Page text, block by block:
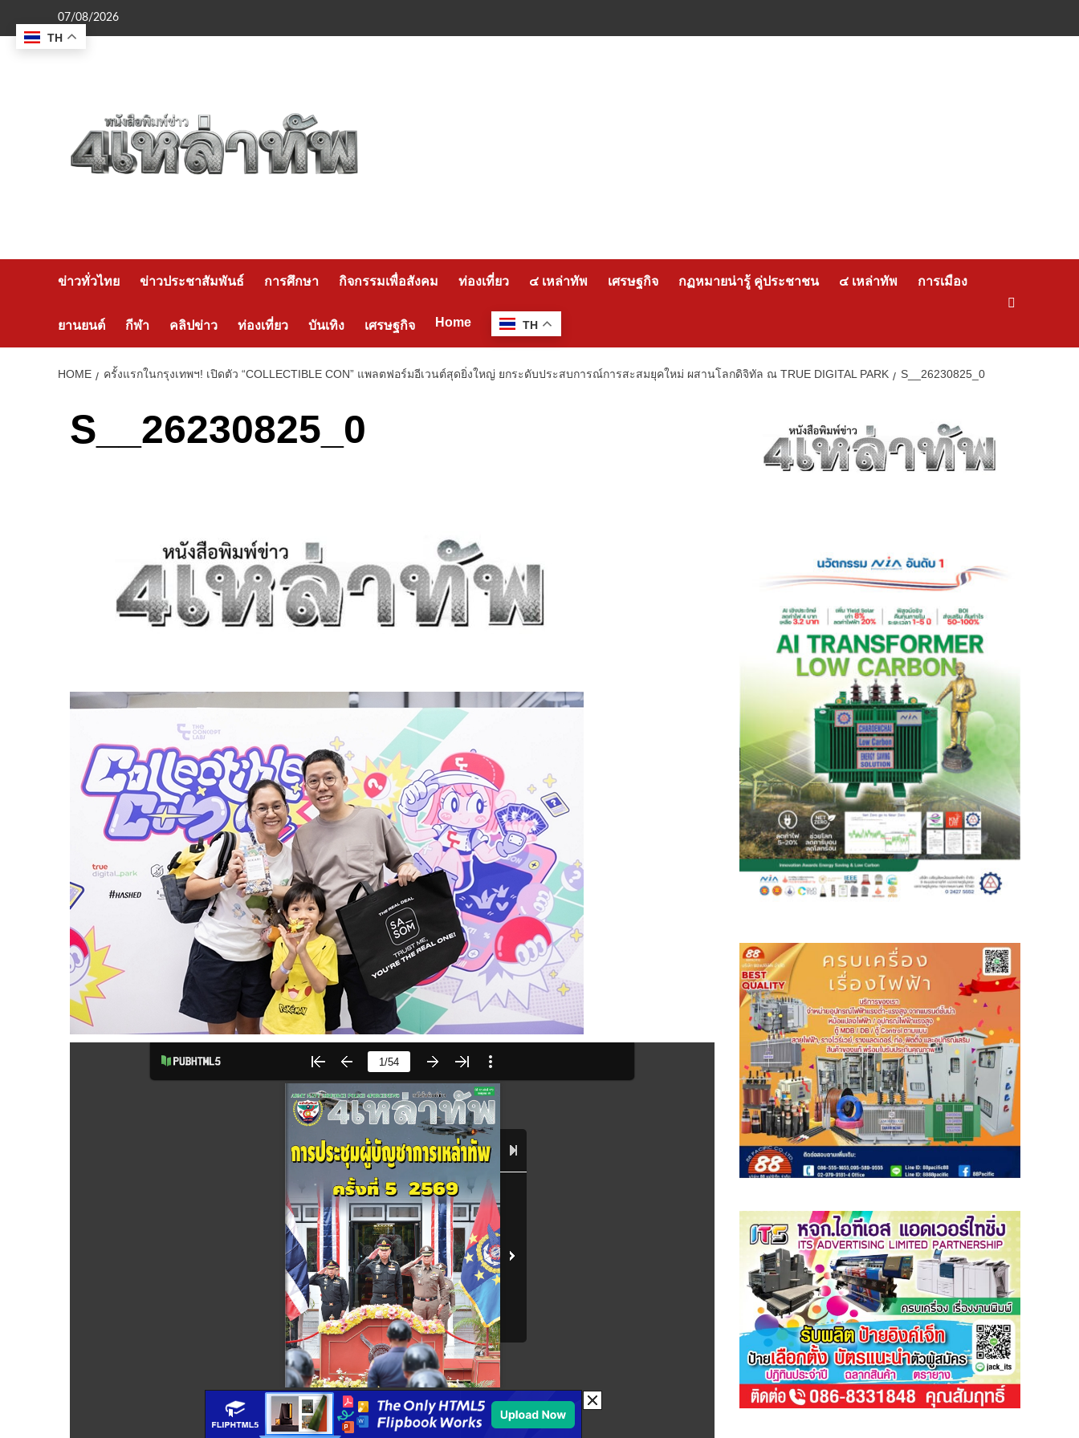
content
07/08/2026
ข่าวทั่วไทย ข่าวประชาสัมพันธ์ การศึกษา กิจกรรมเพื่อสังคม ท่องเที่ยว ๔ เหล่าทัพ เศรษฐกิจ กฏหมายน่ารู้ คู่ประชาชน ๔ เหล่าทัพ การเมือง
ยานยนต์ กีฬา คลิปข่าว ท่องเที่ยว บันเทิง เศรษฐกิจ Home TH
HOME ครั้งแรกในกรุงเทพฯ! เปิดตัว “COLLECTIBLE CON” แพลตฟอร์มอีเวนต์สุดยิ่งใหญ่ ยกระดับประสบการณ์การสะสมยุคใหม่ ผสานโลกดิจิทัล ณ TRUE DIGITAL PARK S__26230825_0
S__26230825_0
TH